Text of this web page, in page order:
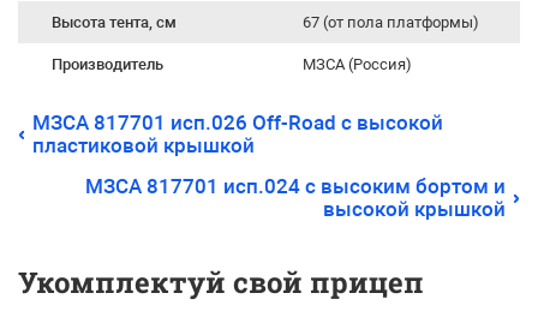
Высота тента, см 67 (от пола платформы)
Производитель МЗСА (Россия)
МЗСА 817701 исп.026 Off-Road с высокой
пластиковой крышкой
МЗСА 817701 исп.024 с высоким бортом и
высокой крышкой
Укомплектуй свой прицеп